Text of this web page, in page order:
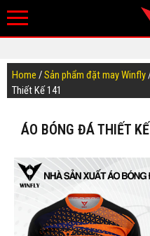
Home /Sản phẩm đặt may Winfly
Thiết Kế 141
ÁO BÓNG ĐÁ THIẾT